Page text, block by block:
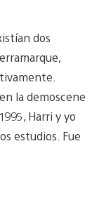
dos
la demoscene
Harri y yo
estudios. Fue